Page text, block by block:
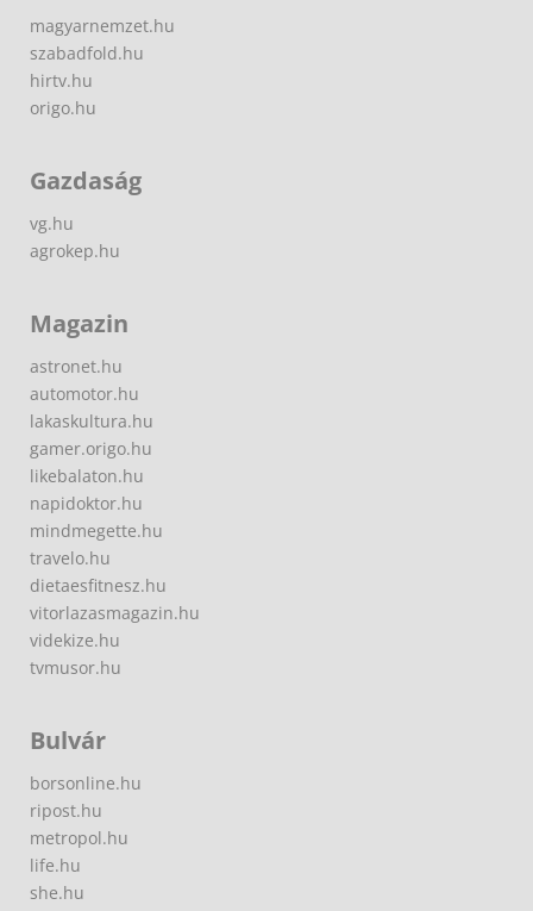
magyarnemzet.hu
szabadfold.hu
hirtv.hu
origo.hu
Gazdaság
vg.hu
agrokep.hu
Magazin
astronet.hu
automotor.hu
lakaskultura.hu
gamer.origo.hu
likebalaton.hu
napidoktor.hu
mindmegette.hu
travelo.hu
dietaesfitnesz.hu
vitorlazasmagazin.hu
videkize.hu
tvmusor.hu
Bulvár
borsonline.hu
ripost.hu
metropol.hu
life.hu
she.hu